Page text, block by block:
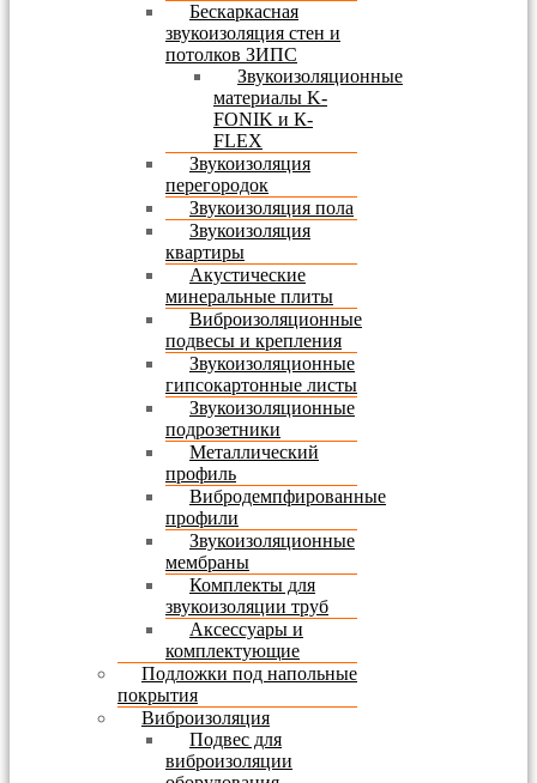
Бескаркасная
звукоизоляция стен и
потолков ЗИПС
Звукоизоляционные
материалы K-
FONIK и К-
FLEX
Звукоизоляция
перегородок
Звукоизоляция пола
Звукоизоляция
квартиры
Акустические
минеральные плиты
Виброизоляционные
подвесы и крепления
Звукоизоляционные
гипсокартонные листы
Звукоизоляционные
подрозетники
Металлический
профиль
Вибродемпфированные
профили
Звукоизоляционные
мембраны
Комплекты для
звукоизоляции труб
Аксессуары и
комплектующие
Подложки под напольные
покрытия
Виброизоляция
Подвес для
виброизоляции